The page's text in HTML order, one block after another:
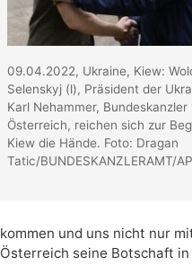
09.04.2022, Ukraine, Kiew:
Selenskyj (l), Präsident der
Karl Nehammer, Bundeskanzler
Österreich, reichen sich zur
Kiew die Hände. Foto: Dragan
Tatic/BUNDESKANZLERAMT/
kommen und uns nicht nur
Österreich seine Botschaft